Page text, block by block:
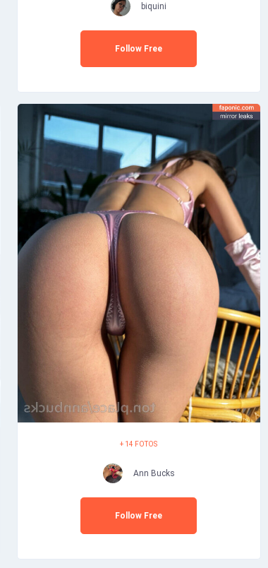
biquini
Follow Free
+ 14 FOTOS
Ann Bucks
Follow Free